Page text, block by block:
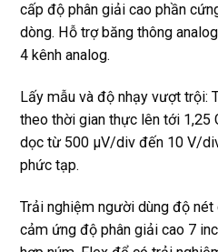
cấp độ phân giải cao phần
dòng. Hỗ trợ băng thông
4 kênh analog.
Lấy mẫu và độ nhạy vượt trội:
theo thời gian thực lên tới 1,25
dọc từ 500 μV/div đến 10 V/
phức tạp.
Trải nghiệm người dùng độ nét
cảm ứng độ phân giải cao 7